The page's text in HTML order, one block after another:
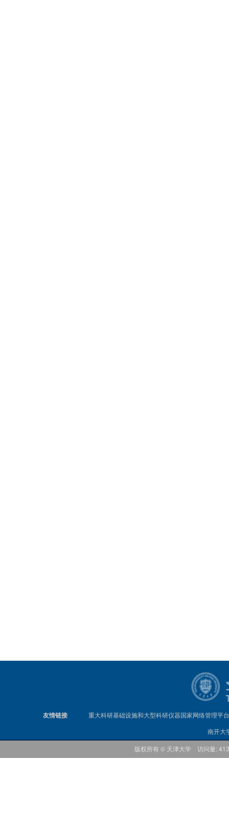
友情链接
重大科研基础设施和大型科研仪器国家网络管理平台
南开大
版权所有 © 天津大学 访问量: